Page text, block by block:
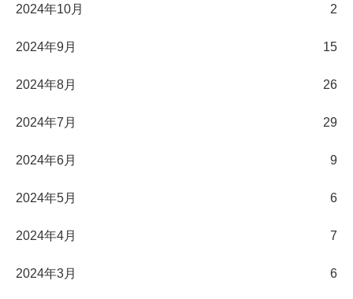
2024年10月 2
2024年9月 15
2024年8月 26
2024年7月 29
2024年6月 9
2024年5月 6
2024年4月 7
2024年3月 6